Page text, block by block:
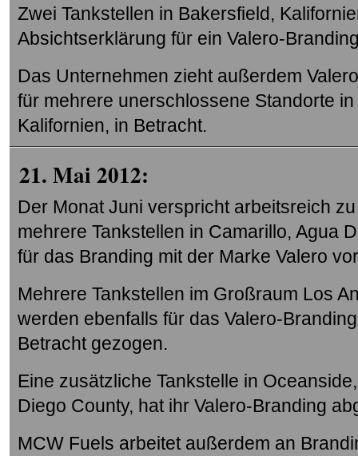
Zwei Tankstellen in Bakersfield,
Absichtserklärung für ein Valero-
Das Unternehmen zieht außerdem
für mehrere unerschlossene Standorte
Kalifornien, in Betracht.
21. Mai 2012:
Der Monat Juni verspricht arbeitsreich
mehrere Tankstellen in Camarillo, Agua
für das Branding mit der Marke Valero
Mehrere Tankstellen im Großraum Los
werden ebenfalls für das Valero-
Betracht gezogen.
Eine zusätzliche Tankstelle in
Diego County, hat ihr Valero-Branding
MCW Fuels arbeitet außerdem an